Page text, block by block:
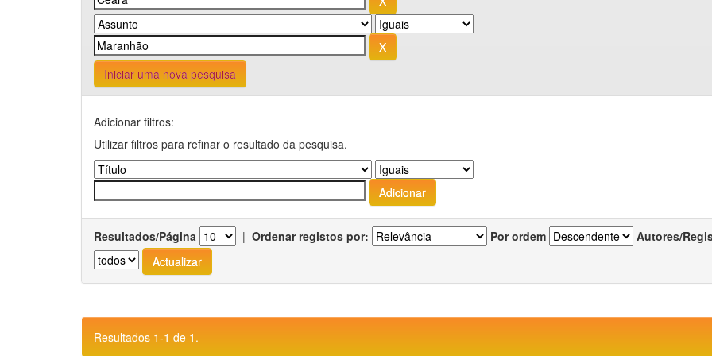
Iniciar uma nova pesquisa
Adicionar filtros:
Utilizar filtros para refinar o resultado da pesquisa.
Resultados/Página | Ordenar registos por: Por ordem Autores/
Resultados 1-1 de 1.